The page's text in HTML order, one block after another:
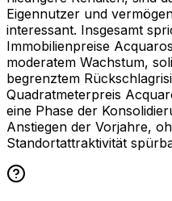
Eigennutzer und
interessant. Insgesamt
Immobilienpreise
moderatem Wachstum,
begrenztem
Quadratmeterpreis
eine Phase der
Anstiegen der Vorjahre,
Standortattraktivität